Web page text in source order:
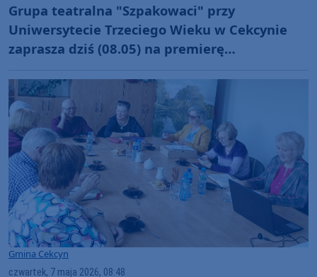
Grupa teatralna "Szpakowaci" przy
Uniwersytecie Trzeciego Wieku w Cekcynie
zaprasza dziś (08.05) na premierę
szajka"
Gmina Cekcyn
czwartek, 7 maja 2026, 08:48